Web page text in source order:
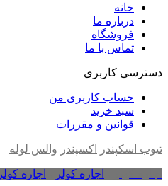
خانه
درباره ما
فروشگاه
تماس با ما
دسترسی کاربری
حساب کاربری من
سبد خرید
قوانین و مقررات
تیوب اسکپندر اکسپندر والس لوله
اجاره کولر اجاره کولر